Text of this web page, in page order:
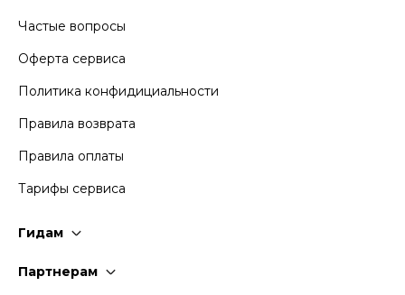
Частые вопросы
Оферта сервиса
Политика конфидициальности
Правила возврата
Правила оплаты
Тарифы сервиса
Гидам
Партнерам